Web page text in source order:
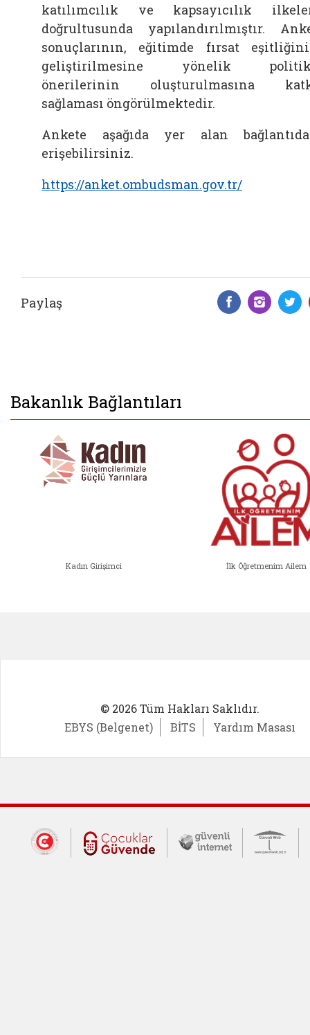
katılımcılık ve kapsayıcılık
doğrultusunda yapılandırılmıştır.
sonuçlarının, eğitimde fırsat
geliştirilmesine yönelik
önerilerinin oluşturulmasına
sağlaması öngörülmektedir.
Ankete aşağıda yer alan
erişebilirsiniz.
https://anket.ombudsman.gov.tr/
Paylaş
Bakanlık Bağlantıları
Kadın Girişimci İlk Öğretmenim Ailem
© 2026 Tüm Hakları Saklıdır.
EBYS (Belgenet)
BİTS Yardım Masası
Dış Bağlantılar
Cumhurbaşkanlığı İletişim Merkezi
Çocuklar Güvende (yeni
Güvenli